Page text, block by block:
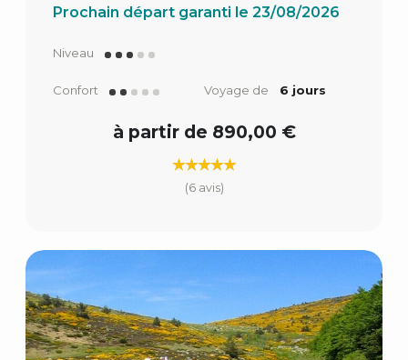
Prochain départ garanti le 23/08/2026
Niveau
Confort Voyage de 6 jours
à partir de 890,00 €
(6 avis)